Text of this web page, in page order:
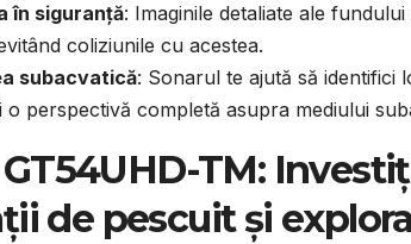
în siguranță: Imaginile detaliate ale
coliziunile cu acestea.
subacvatică: Sonarul te ajută să identifici
o perspectivă completă asupra mediului
TM:
de pescuit și